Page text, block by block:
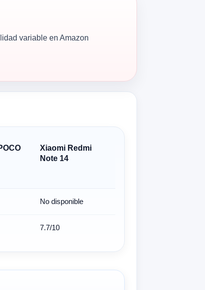
variable en Amazon
Xiaomi Redmi
Note 14
No disponible
7.7/10